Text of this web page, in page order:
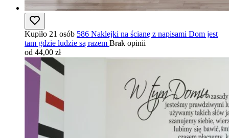
Kupiło 21 osób 586 Naklejki na ścianę z napisami Dom jest
tam gdzie ludzie są razem Brak opinii
od 44,00 zł